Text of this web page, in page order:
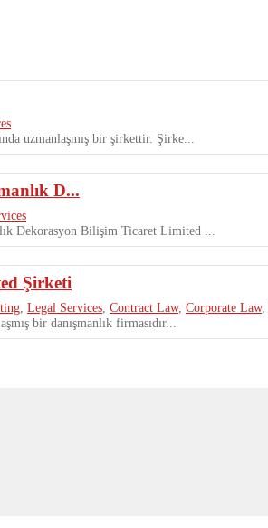
uzmanlaşmış bir şirkettir. Şirke...
D...
Dekorasyon Bilişim Ticaret Limited ...
Şirketi
Legal Services Contract Law, Corporate Law,
bir danışmanlık firmasıdır...